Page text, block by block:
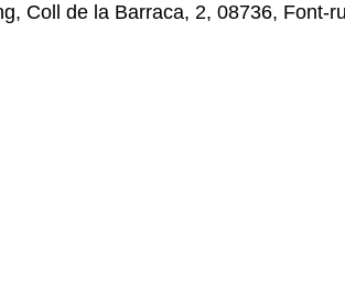
Coll de la Barraca, 2, 08736, Font-